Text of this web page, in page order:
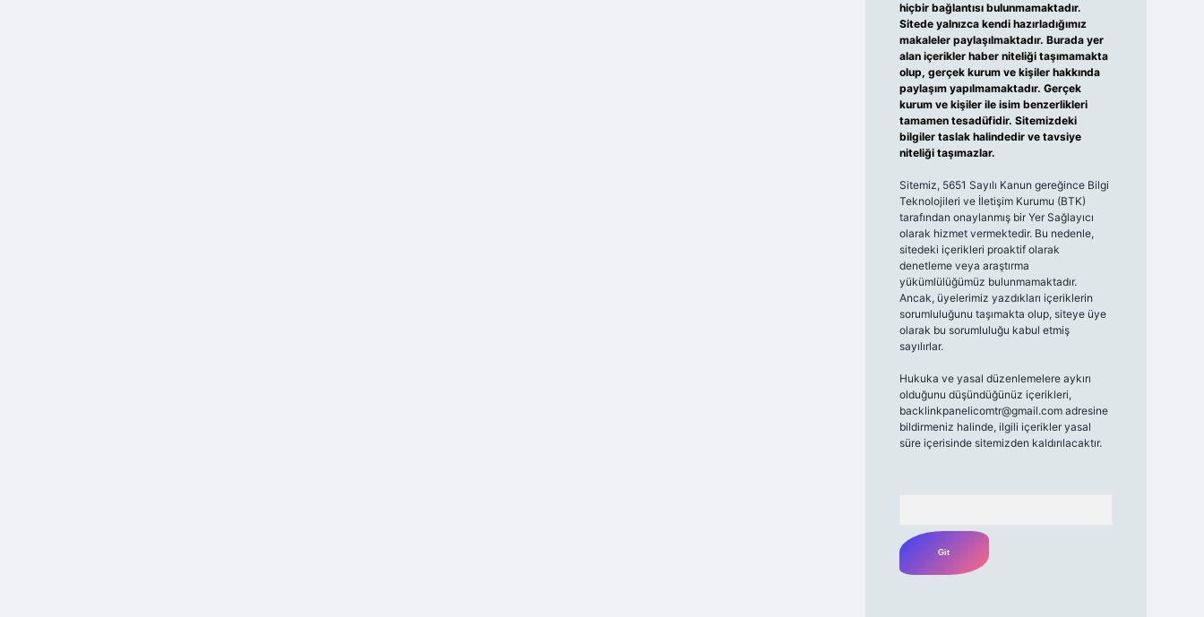
hiçbir bağlantısı bulunmamaktadır.
Sitede yalnızca kendi hazırladığımız
makaleler paylaşılmaktadır. Burada yer
alan içerikler haber niteliği taşımamakta
olup, gerçek kurum ve kişiler hakkında
paylaşım yapılmamaktadır. Gerçek
kurum ve kişiler ile isim benzerlikleri
tamamen tesadüfidir. Sitemizdeki
bilgiler taslak halindedir ve tavsiye
niteliği taşımazlar.
Sitemiz, 5651 Sayılı Kanun gereğince Bilgi
Teknolojileri ve İletişim Kurumu (BTK)
tarafından onaylanmış bir Yer Sağlayıcı
olarak hizmet vermektedir. Bu nedenle,
sitedeki içerikleri proaktif olarak
denetleme veya araştırma
yükümlülüğümüz bulunmamaktadır.
Ancak, üyelerimiz yazdıkları içeriklerin
sorumluluğunu taşımakta olup, siteye üye
olarak bu sorumluluğu kabul etmiş
sayılırlar.
Hukuka ve yasal düzenlemelere aykırı
olduğunu düşündüğünüz içerikleri,
backlinkpanelicomtr@gmail.comadresine
bildirmeniz halinde, ilgili içerikler yasal
süre içerisinde sitemizden kaldırılacaktır.